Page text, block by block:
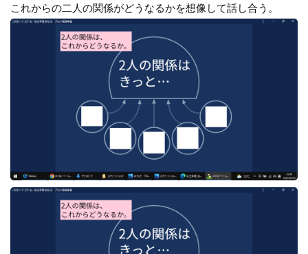
これからの二人の関係がどうなるかを想像して話し合う。